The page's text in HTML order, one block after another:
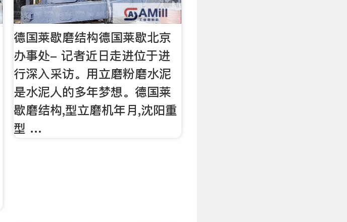
德国莱歇磨结构德国莱歇北京
办事处- 记者近日走进位于进
行深入采访。用立磨粉磨水泥
是水泥人的多年梦想。德国莱
歇磨结构,型立磨机年月,沈阳重
型 …